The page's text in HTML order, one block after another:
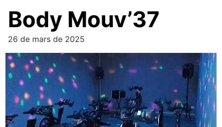
Body Mouv’37
26 de mars de 2025